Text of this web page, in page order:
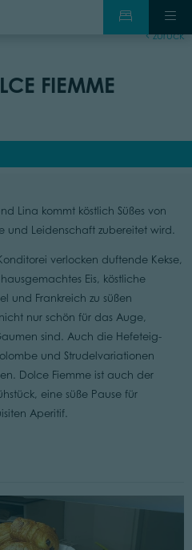
zurück
FIEMME
Lina kommt köstlich Süßes von
und Leidenschaft zubereitet wird.
verlocken duftende Kekse,
Eis, köstliche
und Frankreich zu süßen
nur schön für das Auge,
sind. Auch die Hefeteig-
und Strudelvariationen
Dolce Fiemme ist auch der
eine süße Pause für
Aperitif.